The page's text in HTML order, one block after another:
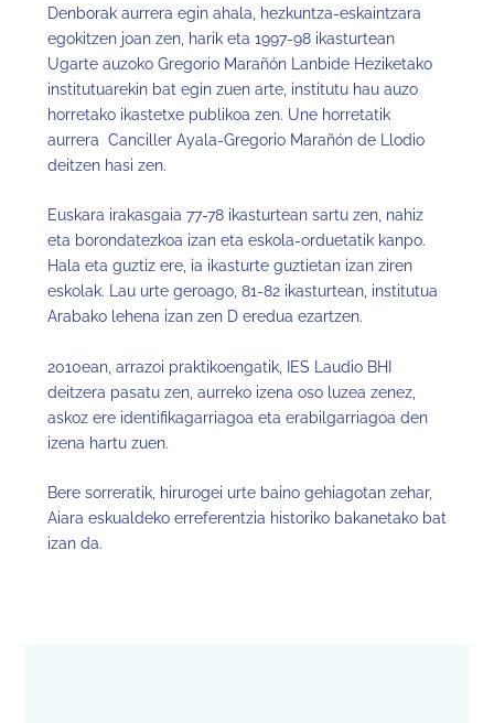
Denborak aurrera egin ahala, hezkuntza-eskaintzara
egokitzen joan zen, harik eta 1997-98 ikasturtean
Ugarte auzoko Gregorio Marañón Lanbide Heziketako
institutuarekin bat egin zuen arte, institutu hau auzo
horretako ikastetxe publikoa zen. Une horretatik
aurrera Canciller Ayala-Gregorio Marañón de Llodio
deitzen hasi zen.
Euskara irakasgaia 77-78 ikasturtean sartu zen, nahiz
eta borondatezkoa izan eta eskola-orduetatik kanpo.
Hala eta guztiz ere, ia ikasturte guztietan izan ziren
eskolak. Lau urte geroago, 81-82 ikasturtean, institutua
Arabako lehena izan zen D eredua ezartzen.
2010ean, arrazoi praktikoengatik, IES Laudio BHI
deitzera pasatu zen, aurreko izena oso luzea zenez,
askoz ere identifikagarriagoa eta erabilgarriagoa den
izena hartu zuen.
Bere sorreratik, hirurogei urte baino gehiagotan zehar,
Aiara eskualdeko erreferentzia historiko bakanetako bat
izan da.